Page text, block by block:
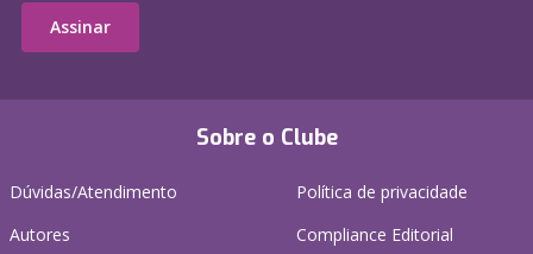
Sobre o Clube
Dúvidas/Atendimento
Autores
Política de privacidade
Compliance Editorial
Assinar